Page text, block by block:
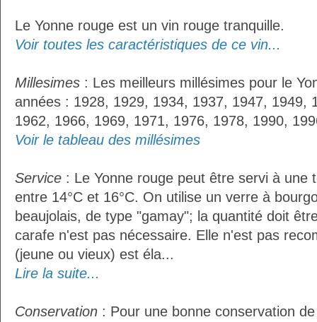
Le Yonne rouge est un vin rouge tranquille.
Voir toutes les caractéristiques de ce vin...
Millesimes : Les meilleurs millésimes pour le
années : 1928, 1929, 1934, 1937, 1947, 1949,
1962, 1966, 1969, 1971, 1976, 1978, 1990,
Voir le tableau des millésimes
Service : Le Yonne rouge peut être servi à une
entre 14°C et 16°C. On utilise un verre à
beaujolais, de type "gamay"; la quantité doit
carafe n'est pas nécessaire. Elle n'est pas
(jeune ou vieux) est éla...
Lire la suite...
Conservation : Pour une bonne conservation